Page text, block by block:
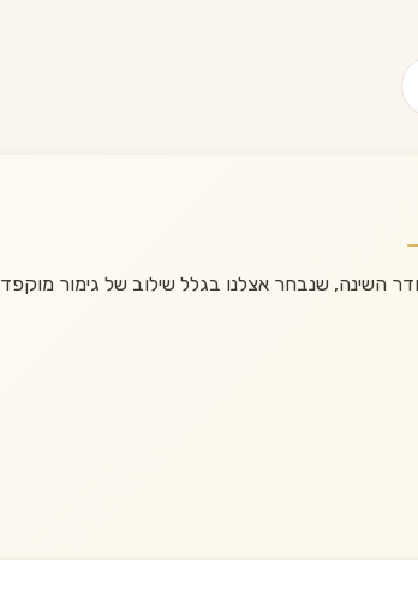
השינה, שנבחר אצלנו בגלל שילוב של גימור מוקפד